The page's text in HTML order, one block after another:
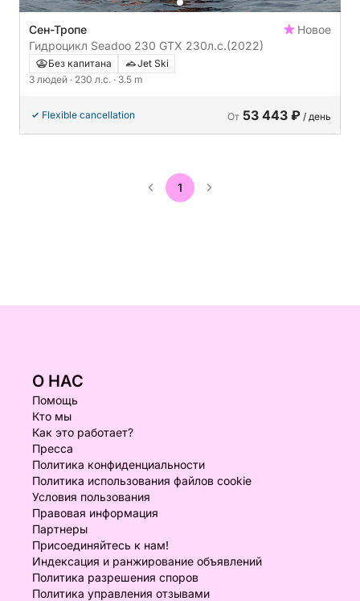
Сен-Тропе
Новое
Гидроцикл Seadoo 230 GTX 230л.с.(2022)
Без капитана
Jet Ski
3 людей · 230 л.с. · 3.5 m
Flexible cancellation От 53 443 ₽ / день
1
О НАС
Помощь
Кто мы
Как это работает?
Пресса
Политика конфиденциальности
Политика использования файлов cookie
Условия пользования
Правовая информация
Партнеры
Присоединяйтесь к нам!
Индексация и ранжирование объявлений
Политика разрешения споров
Политика управления отзывами